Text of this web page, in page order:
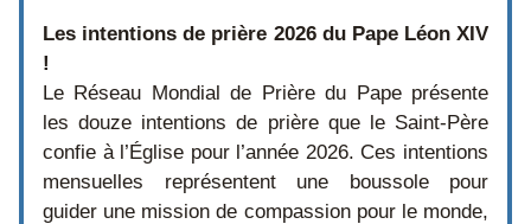
Les intentions de prière 2026 du Pape Léon XIV
!
Le Réseau Mondial de Prière du Pape présente
les douze intentions de prière que le Saint-Père
confie à l’Église pour l’année 2026. Ces intentions
mensuelles représentent une boussole pour
guider une mission de compassion pour le monde,